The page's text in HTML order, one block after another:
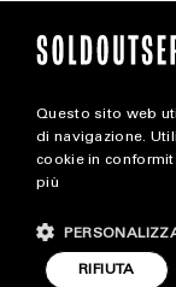
10
della
2021
Questo sito web
di navigazione.
cookie in
più
RIFIUTA